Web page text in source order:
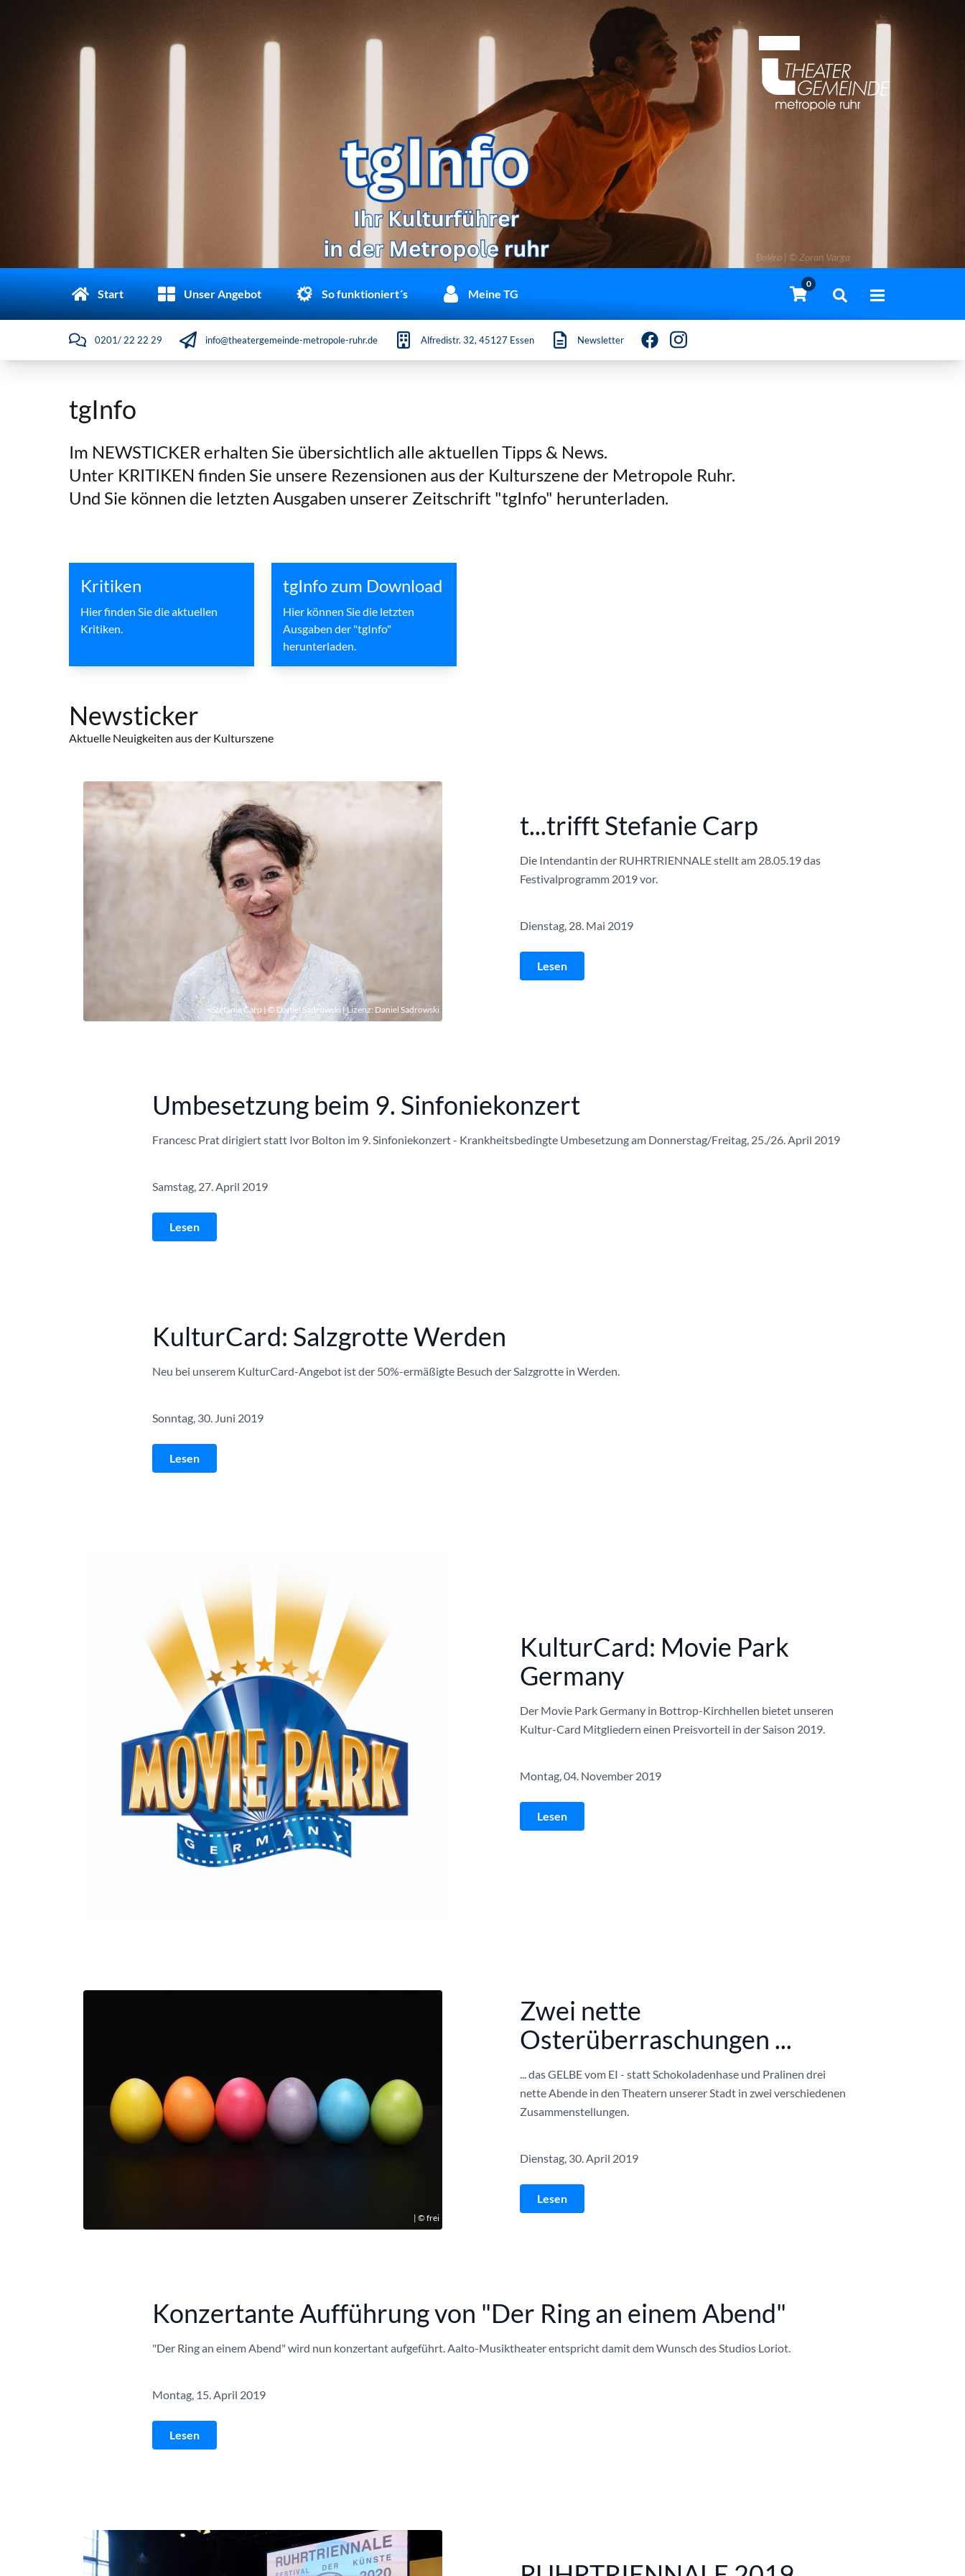
Boléro | © Zoran Varga
Start Unser Angebot So funktioniert´s Meine TG
0
0201/ 22 22 29 info@theatergemeinde-metropole-ruhr.de Alfredistr. 32, 45127 Essen Newsletter
tgInfo
Im NEWSTICKER erhalten Sie übersichtlich alle aktuellen Tipps & News.
Unter KRITIKEN finden Sie unsere Rezensionen aus der Kulturszene der Metropole Ruhr.
Und Sie können die letzten Ausgaben unserer Zeitschrift "tgInfo" herunterladen.
Kritiken
Hier finden Sie die aktuellen
Kritiken.
tgInfo zum Download
Hier können Sie die letzten
Ausgaben der "tgInfo"
herunterladen.
Newsticker
Aktuelle Neuigkeiten aus der Kulturszene
Stefanie Carp | © Daniel Sadrowski | Lizenz: Daniel Sadrowski
t...trifft Stefanie Carp
Die Intendantin der RUHRTRIENNALE stellt am 28.05.19 das
Festivalprogramm 2019 vor.
Dienstag, 28. Mai 2019
Lesen
Umbesetzung beim 9. Sinfoniekonzert
Francesc Prat dirigiert statt Ivor Bolton im 9. Sinfoniekonzert - Krankheitsbedingte Umbesetzung am Donnerstag/Freitag, 25./26. April 2019
Samstag, 27. April 2019
Lesen
KulturCard: Salzgrotte Werden
Neu bei unserem KulturCard-Angebot ist der 50%-ermäßigte Besuch der Salzgrotte in Werden.
Sonntag, 30. Juni 2019
Lesen
KulturCard: Movie Park
Germany
Der Movie Park Germany in Bottrop-Kirchhellen bietet unseren
Kultur-Card Mitgliedern einen Preisvorteil in der Saison 2019.
Montag, 04. November 2019
Lesen
| © frei
Zwei nette
Osterüberraschungen ...
... das GELBE vom EI - statt Schokoladenhase und Pralinen drei
nette Abende in den Theatern unserer Stadt in zwei verschiedenen
Zusammenstellungen.
Dienstag, 30. April 2019
Lesen
Konzertante Aufführung von "Der Ring an einem Abend"
"Der Ring an einem Abend" wird nun konzertant aufgeführt. Aalto-Musiktheater entspricht damit dem Wunsch des Studios Loriot.
Montag, 15. April 2019
Lesen